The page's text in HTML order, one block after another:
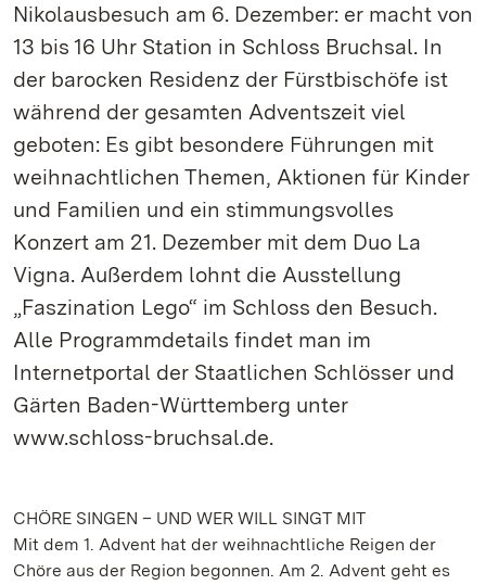
Nikolausbesuch am 6. Dezember: er macht von
13 bis 16 Uhr Station in Schloss Bruchsal. In
der barocken Residenz der Fürstbischöfe ist
während der gesamten Adventszeit viel
geboten: Es gibt besondere Führungen mit
weihnachtlichen Themen, Aktionen für Kinder
und Familien und ein stimmungsvolles
Konzert am 21. Dezember mit dem Duo La
Vigna. Außerdem lohnt die Ausstellung
„Faszination Lego“ im Schloss den Besuch.
Alle Programmdetails findet man im
Internetportal der Staatlichen Schlösser und
Gärten Baden-Württemberg unter
www.schloss-bruchsal.de.
CHÖRE SINGEN – UND WER WILL SINGT MIT
Mit dem 1. Advent hat der weihnachtliche Reigen der
Chöre aus der Region begonnen. Am 2. Advent geht es